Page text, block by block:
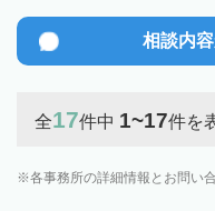
相談内
全17件中 1~17件を
各事務所の詳細情報とお問い